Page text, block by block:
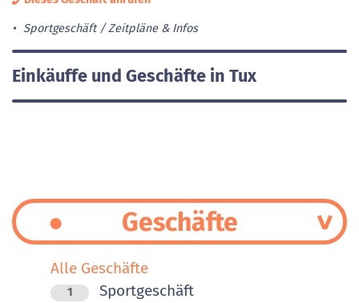
Sportgeschäft Zeitpläne & Infos
Einkäuffe und Geschäfte in Tux
Geschäfte
Alle Geschäfte
1 Sportgeschäft